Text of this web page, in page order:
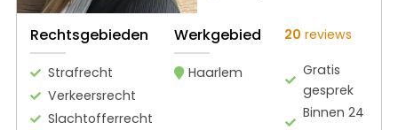
Rechtsgebieden
Strafrecht
Verkeersrecht
Slachtofferrecht
Werkgebied
Haarlem
20 reviews
Gratis
gesprek
Binnen 24